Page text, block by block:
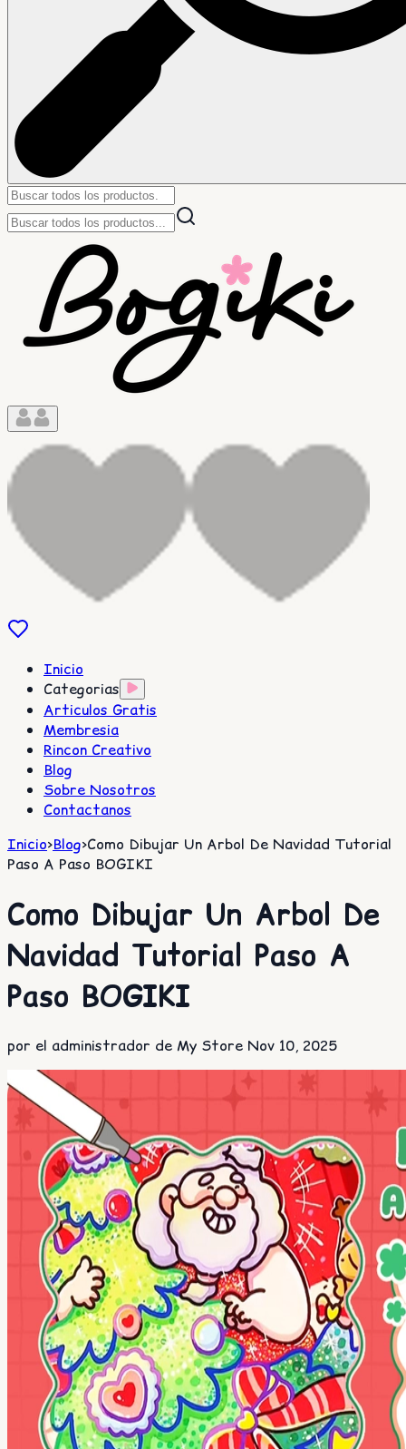
Inicio
Categorias
Articulos Gratis
Membresia
Rincon Creativo
Blog
Sobre Nosotros
Contactanos
Inicio>Blog>Como Dibujar Un Arbol De Navidad Tutorial
Paso A Paso BOGIKI
Como Dibujar Un Arbol De
Navidad Tutorial Paso A
Paso BOGIKI
por el administrador de My Store Nov 10, 2025